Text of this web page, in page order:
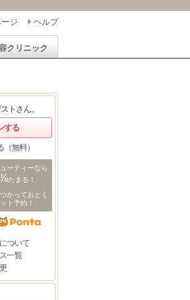
ヘルプ
ジ
クリニック
トさん。
する
無料）
ーティーなら
たまる！
かっておとく
ト予約！
ついて
一覧